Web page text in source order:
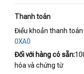
Thanh toán
Điều khoản thanh toán
0XA0
Đối với hàng có sẵn:
hóa và chứng từ